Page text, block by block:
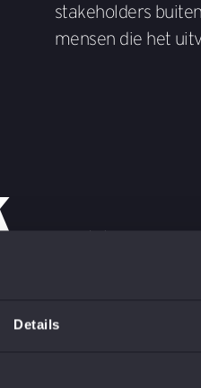
Details
stakeholders
mensen die het
“Vertel je op een
saai”, lacht
tegendeel is
motiveren én
menselijkheid.”
huidige rol start